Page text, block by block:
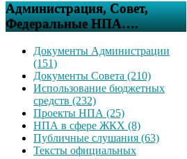
Администрация, Совет,
Федеральные НПА….
Документы Администрации
(151)
Документы Совета (210)
Использование бюджетных
средств (232)
Проекты НПА (25)
НПА в сфере ЖКХ (8)
Публичные слушания (63)
Тексты официальных